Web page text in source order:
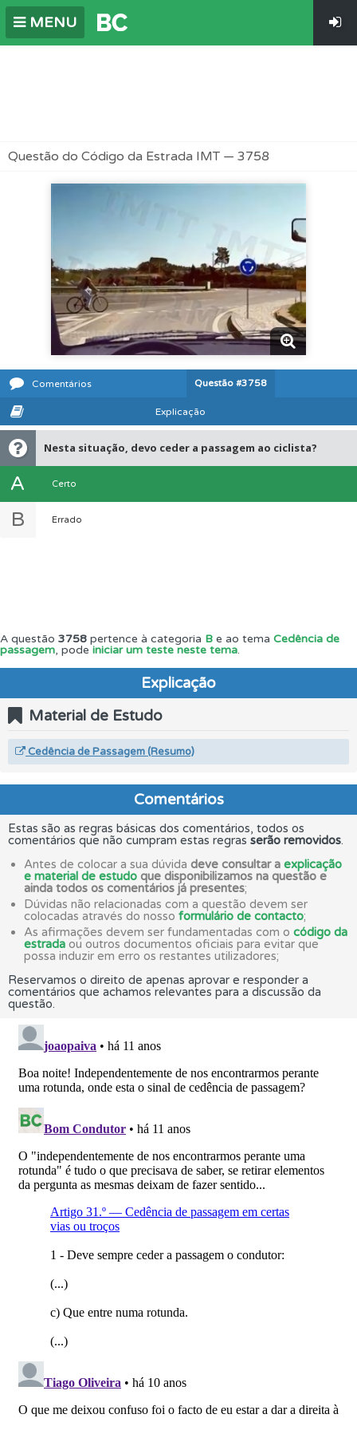
MENU
Questão do Código da Estrada IMT — 3758
Comentários Questão #3758
Explicação
Nesta situação, devo ceder a passagem ao ciclista?
A Certo
B Errado
A questão 3758 pertence à categoria B e ao tema Cedência de
passagem, pode iniciar um teste neste tema.
Explicação
Material de Estudo
Cedência de Passagem (Resumo)
Comentários
Estas são as regras básicas dos comentários, todos os
comentários que não cumpram estas regras serão removidos.
Antes de colocar a sua dúvida deve consultar a explicação
e material de estudo que disponibilizamos na questão e
ainda todos os comentários já presentes;
Dúvidas não relacionadas com a questão devem ser
colocadas através do nosso formulário de contacto;
As afirmações devem ser fundamentadas com o código da
estrada ou outros documentos oficiais para evitar que
possa induzir em erro os restantes utilizadores;
Reservamos o direito de apenas aprovar e responder a
comentários que achamos relevantes para a discussão da
questão.